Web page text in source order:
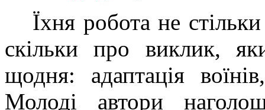
Їхня робота не
скільки про виклик,
щодня: адаптація
Молоді автори